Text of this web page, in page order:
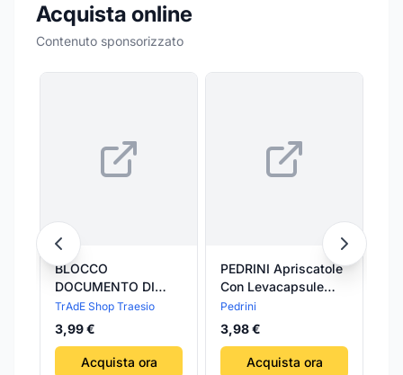
Acquista online
Contenuto sponsorizzato
BLOCCO
DOCUMENTO DI
TRASPORTO D.D.T.
15X2CM CON COPIA
25 FOGLI DUPLICE
COPIA
TrAdE Shop Traesio
3,99 €
Acquista ora
PEDRINI Apriscatole
Con Levacapsule
LILLO Cromo 18
Pedrini
3,98 €
Acquista ora